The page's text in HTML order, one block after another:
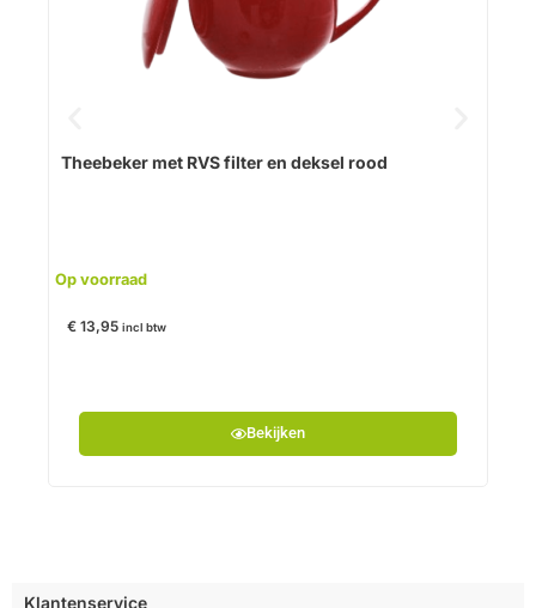
Theebeker met RVS filter en deksel rood
Op voorraad
€ 13,95 incl btw
Bekijken
Klantenservice